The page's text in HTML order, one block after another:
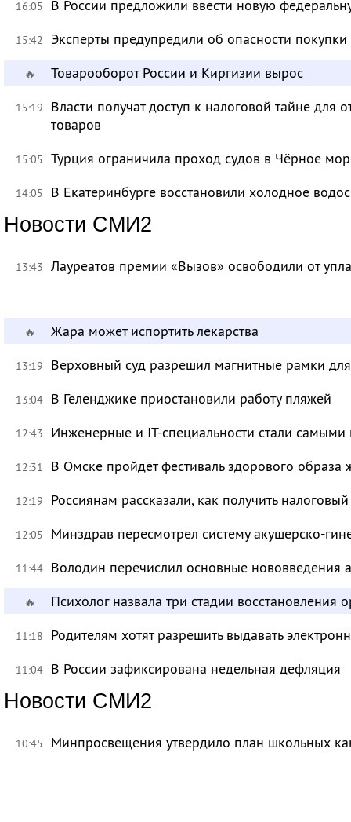
16:05 В России предложили ввести новую
15:42 Эксперты предупредили об опасности
🔥 Товарооборот России и Киргизии вырос
15:19
Власти получат доступ к налоговой тайне для
товаров
15:05 Турция ограничила проход судов в Чёрное
14:05 В Екатеринбурге восстановили холодное
Новости СМИ2
13:43 Лауреатов премии «Вызов» освободили от
🔥 Жара может испортить лекарства
13:19 Верховный суд разрешил магнитные рамки
13:04 В Геленджике приостановили работу пляжей
12:43 Инженерные и IT-специальности стали
12:31 В Омске пройдёт фестиваль здорового
12:19 Россиянам рассказали, как получить
12:05 Минздрав пересмотрел систему акушерско-
11:44 Володин перечислил основные нововведения
🔥 Психолог назвала три стадии восстановления
11:18 Родителям хотят разрешить выдавать
11:04 В России зафиксирована недельная дефляция
Новости СМИ2
10:45 Минпросвещения утвердило план школьных